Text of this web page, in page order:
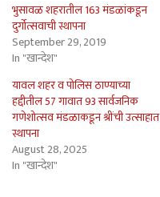
भुसावळ शहरातील 163 मंडळांकडून
दुर्गोत्सवाची स्थापना
September 29, 2019
In "खान्देश"
यावल शहर व पोलिस ठाण्याच्या
हद्दीतील 57 गावात 93 सार्वजनिक
गणेशोत्सव मंडळाकडून श्रींची उत्साहात
स्थापना
August 28, 2025
In "खान्देश"